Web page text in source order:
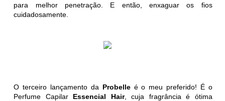
para melhor penetração. E então, enxaguar os fios
cuidadosamente.
O terceiro lançamento da Probelleé o meu preferido! É o
Perfume Capilar Essencial Hair, cuja fragrância é ótima